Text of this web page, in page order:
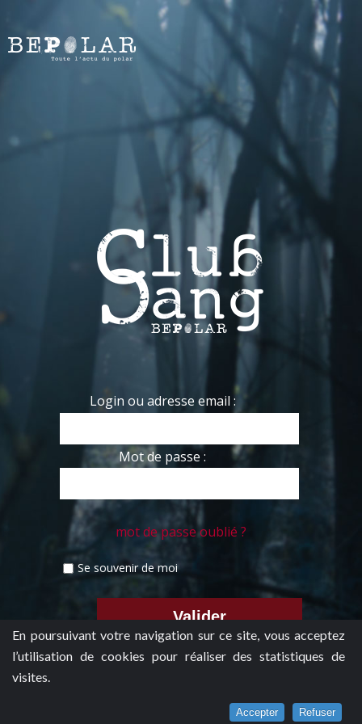
En poursuivant votre navigation sur ce site, vous acceptez
l’utilisation de cookies pour réaliser des statistiques de
visites.
Accepter Refuser
Login ou adresse email :
Mot de passe :
mot de passe oublié ?
Se souvenir de moi